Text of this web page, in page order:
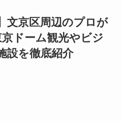
文京区周辺のプロが
ドーム観光やビジ
設を徹底紹介